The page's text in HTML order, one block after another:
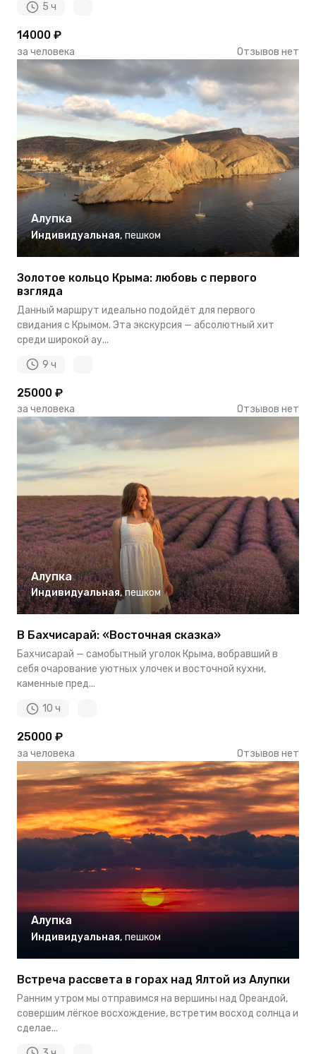
5 ч
14000 ₽
за человека Отзывов нет
Алупка
Индивидуальная, пешком
Золотое кольцо Крыма: любовь с первого
взгляда
Данный маршрут идеально подойдёт для первого
свидания с Крымом. Эта экскурсия — абсолютный хит
среди широкой ау...
9 ч
25000 ₽
за человека Отзывов нет
Алупка
Индивидуальная, пешком
В Бахчисарай: «Восточная сказка»
Бахчисарай — самобытный уголок Крыма, вобравший в
себя очарование уютных улочек и восточной кухни,
каменные пред...
10 ч
25000 ₽
за человека Отзывов нет
Алупка
Индивидуальная, пешком
Встреча рассвета в горах над Ялтой из Алупки
Ранним утром мы отправимся на вершины над Ореандой,
совершим лёгкое восхождение, встретим восход солнца и
сделае...